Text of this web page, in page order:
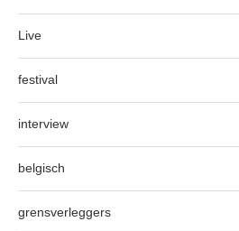
Live
festival
interview
belgisch
grensverleggers